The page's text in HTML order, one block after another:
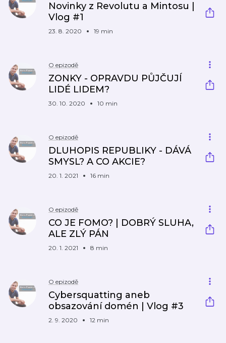
Novinky z Revolutu a Mintosu |
Vlog #1
23. 8. 2020 19 min
O epizodě
ZONKY - OPRAVDU PŮJČUJÍ
LIDÉ LIDEM?
30. 10. 2020 10 min
O epizodě
DLUHOPIS REPUBLIKY - DÁVÁ
SMYSL? A CO AKCIE?
20. 1. 2021 16 min
O epizodě
CO JE FOMO? | DOBRÝ SLUHA,
ALE ZLÝ PÁN
20. 1. 2021 8 min
O epizodě
Cybersquatting aneb
obsazování domén | Vlog #3
2. 9. 2020 12 min